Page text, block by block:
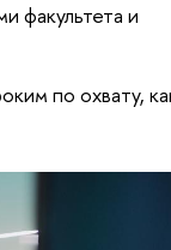
факультета и
по охвату,